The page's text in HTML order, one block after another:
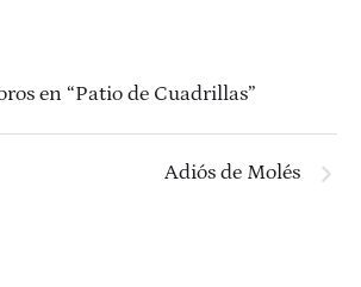
en “Patio de Cuadrillas”
Adiós de Molés